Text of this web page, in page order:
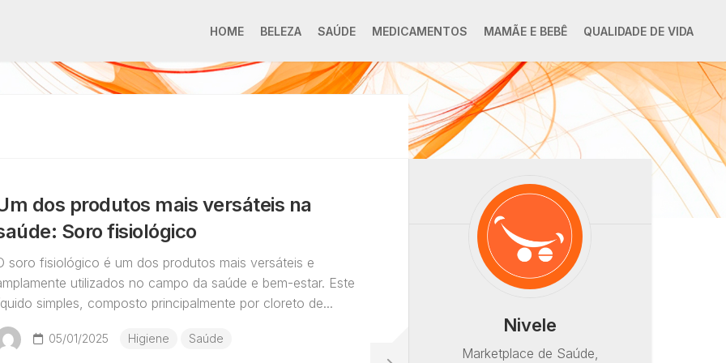
HOME BELEZA SAÚDE MEDICAMENTOS MAMÃE E BEBÊ QUALIDADE DE VIDA
dos produtos mais versáteis na
Soro fisiológico
soro fisiológico é um dos produtos mais versáteis e
utilizados no campo da saúde e bem-estar. Este
simples, composto principalmente por cloreto de...
05/01/2025 Higiene Saúde
Nivele
Marketplace de Saúde,